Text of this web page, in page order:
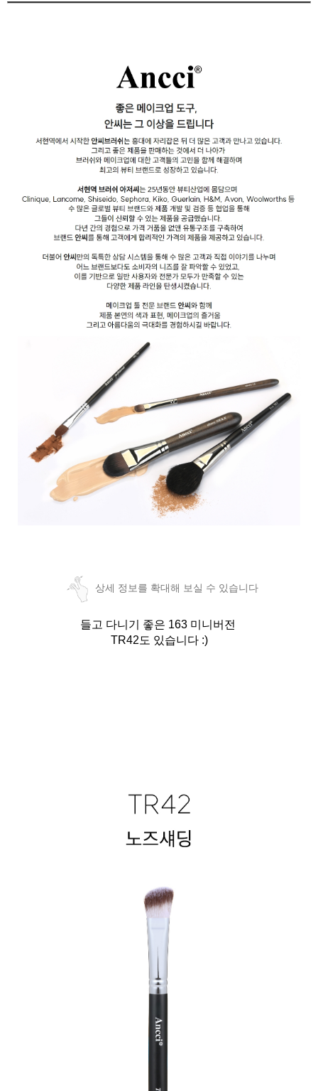
상세 정보를 확대해 보실 수 있습니다
들고 다니기 좋은 163 미니버전
TR42도 있습니다 :)